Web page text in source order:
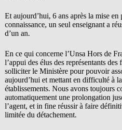
Et aujourd’hui, 6 ans après la mise
connaissance, un seul enseignant a
d’un an.
En ce qui concerne l’Unsa Hors de
l’appui des élus des représentants des
solliciter le Ministère pour pouvoir
aujourd’hui et mettant en difficulté à
établissements. Nous avons toujours
automatiquement une prolongation
l’agent, et in fine réussir à faire
limitée du détachement.